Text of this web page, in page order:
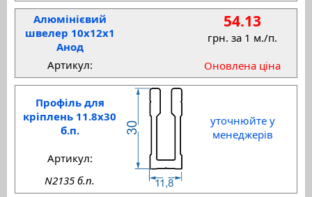
Алюмінієвий
швелер 10x12x1
Анод
54.13
грн. за 1 м./п.
Оновлена ціна
Артикул:
Профіль для
кріплень 11.8x30
б.п.
уточнюйте у
менеджерів
Артикул:
N2135 б.п.